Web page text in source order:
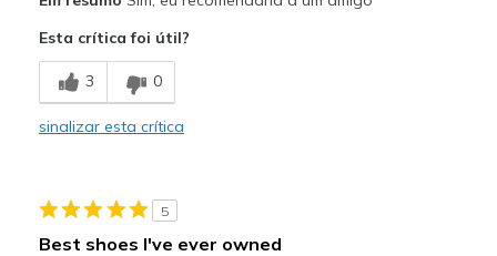
Comfortable
Stylish
Esta crítica foi útil?
3 0
sinalizar esta crítica
5
Best shoes I've ever owned